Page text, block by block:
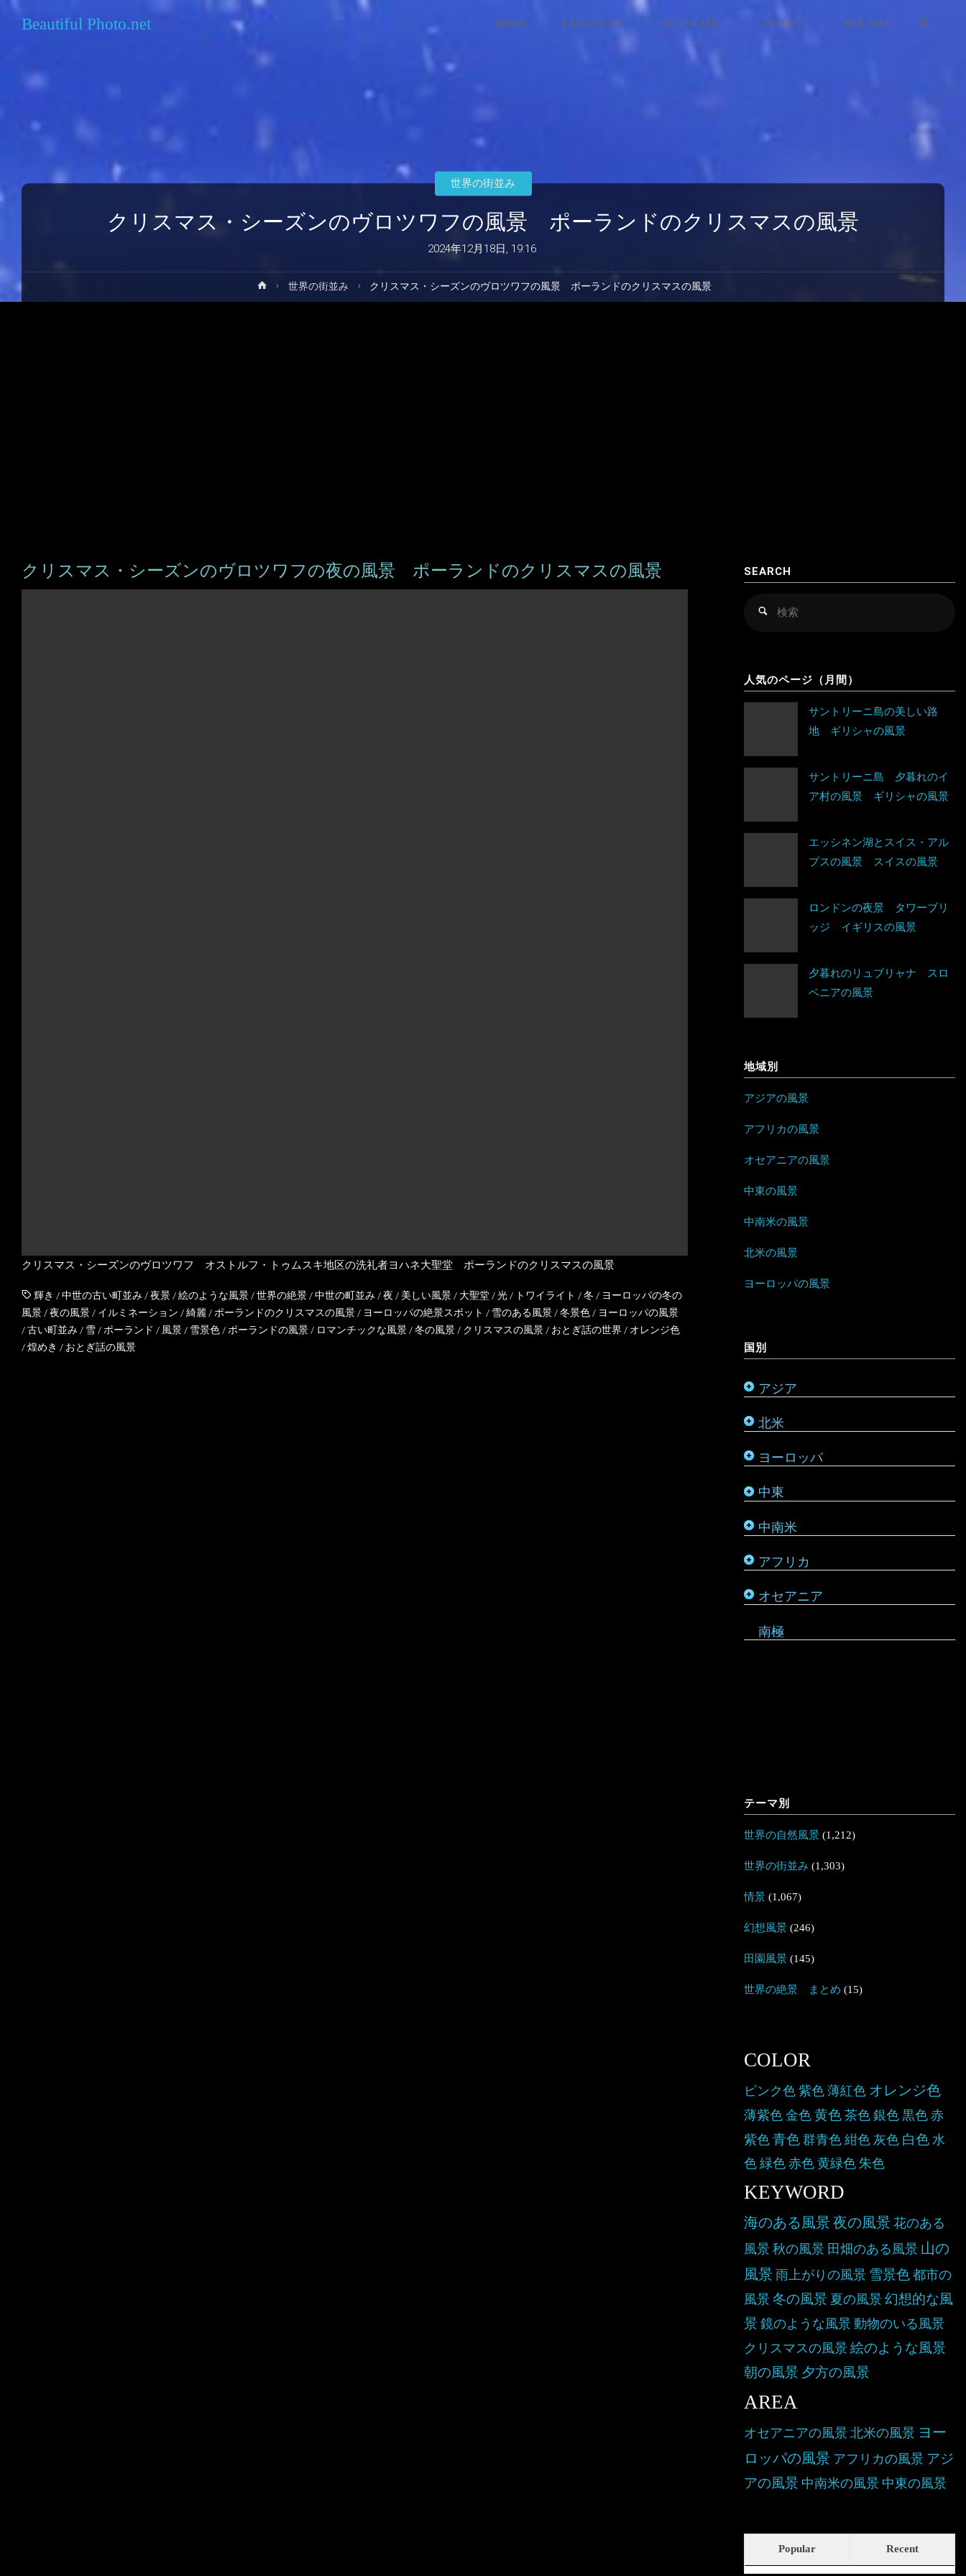
Beautiful Photo.net コ
ス
HOME LANDSCAPE CITYSCAPE CONTACT SITE MAP
クリスマス・シーズンのヴロツワフの風景 ポーランドのクリスマスの風景
2024年12月18日, 19:16
世界の街並み
ホ
ー
世界の街並み クリスマス・シーズンのヴロツワフの風景 ポーランドのクリスマスの風景
クリスマス・シーズンのヴロツワフの夜の風景 ポーランドのクリスマスの風景
クリスマス・シーズンのヴロツワフ オストルフ・トゥムスキ地区の洗礼者ヨハネ大聖堂 ポーランドのクリスマスの風景
輝き /中世の古い町並み/夜景/絵のような風景/世界の絶景/中世の町並み/夜 / 美しい風景/ 大聖堂/光/ トワイライト /冬 / ヨーロッパの冬の
風景 /夜の風景 / イルミネーション /綺麗 / ポーランドのクリスマスの風景 / ヨーロッパの絶景スポット / 雪のある風景 /冬景色 / ヨーロッパの風景
/古い町並み / 雪 / ポーランド / 風景 / 雪景色 / ポーランドの風景 / ロマンチックな風景 /冬の風景 / クリスマスの風景 / おとぎ話の世界 / オレンジ色
/煌めき / おとぎ話の風景
SEARCH
検
人気のページ（月間）
サントリーニ島の美しい路
地 ギリシャの風景
サントリーニ島 夕暮れのイ
ア村の風景 ギリシャの風景
エッシネン湖とスイス・アル
プスの風景 スイスの風景
ロンドンの夜景 タワーブリ
ッジ イギリスの風景
夕暮れのリュブリャナ スロ
ベニアの風景
地域別
アジアの風景
アフリカの風景
オセアニアの風景
中東の風景
中南米の風景
北米の風景
ヨーロッパの風景
国別
アジア
韓国
スリランカ
台湾
タジキスタン
チベット
トルクメニスタン
ネパール
フィリピン
ベトナム
ボルネオ
香港
マレーシア
モルディブ
北米
カナダ
メキシコ
ヨーロッパ
イギリス
スコットランド
ウクライナ
北マケドニア
スロバキア
スロヴァキア
デンマーク
ノルウェー
ハンガリー
フランス
ベラルーシ
ボスニア・ヘルツェゴビナ
モナコ
モンテネグロ
ラトビア
リトアニア
ルーマニア
ルクセンブルク
ロシア
タタールスタン共和国
中東
イスラエル
イラン
オマーン
クウェート
シリア
バーレーン
パレスチナ
ヨルダン
レバノン
中南米
アルゼンチン
アンティグア・バーブーダ
ウルグアイ
エクアドル
グアテマラ
グレナダ
コスタリカ
コロンビア
ジャマイカ
チリ
トリニダード・トバゴ
ニカラグア
ハイチ
バハマ
パラグアイ
ブラジル
ベネズエラ
ベリーズ
ペルー
ボリビア
ホンジュラス
アフリカ
アルジェリア
エジプト
エリトリア
カメルーン
コンゴ
ジンバブエ
スーダン
セーシェル
タンザニア
チュニジア
マダガスカル
マラウイ
南アフリカ
モザンビーク
モロッコ
モーリシャス
ルワンダ
オセアニア
オーストラリア
サモア
ソロモン諸島
トンガ
ニュージーランド
バヌアツ
パラオ
仏領ポリネシア
タヒチ
マーシャル諸島
南極
テーマ別
世界の自然風景 (1,212)
世界の街並み (1,303)
情景 (1,067)
幻想風景 (246)
田園風景 (145)
世界の絶景 まとめ (15)
COLOR
ピンク色 紫色 薄紅色 オレンジ色
薄紫色 金色 黄色 茶色 銀色 黒色 赤
紫色 青色 群青色 紺色 灰色 白色 水
色 緑色 赤色 黄緑色 朱色
KEYWORD
海のある風景夜の風景 花のある
風景 秋の風景 田畑のある風景 山の
風景 雨上がりの風景 雪景色 都市の
風景 冬の風景 夏の風景 幻想的な風
景 鏡のような風景 動物のいる風景
クリスマスの風景 絵のような風景
朝の風景 夕方の風景
AREA
オセアニアの風景 北米の風景 ヨー
ロッパの風景 アフリカの風景 アジ
アの風景 中南米の風景 中東の風景
Popular Recent